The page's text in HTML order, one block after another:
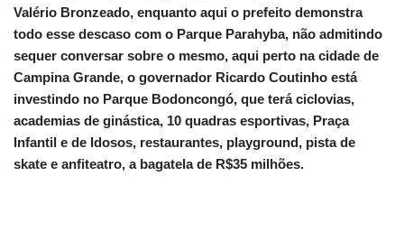
Valério Bronzeado, enquanto aqui o prefeito demonstra
todo esse descaso com o Parque Parahyba, não admitindo
sequer conversar sobre o mesmo, aqui perto na cidade de
Campina Grande, o governador Ricardo Coutinho está
investindo no Parque Bodoncongó, que terá ciclovias,
academias de ginástica, 10 quadras esportivas, Praça
Infantil e de Idosos, restaurantes, playground, pista de
skate e anfiteatro, a bagatela de R$35 milhões.